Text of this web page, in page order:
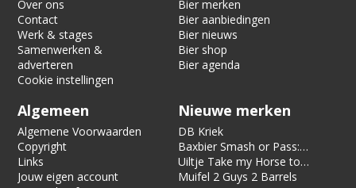
Over ons
Contact
Werk & stages
Samenwerken &
adverteren
Cookie instellingen
Bier merken
Bier aanbiedingen
Bier nieuws
Bier shop
Bier agenda
Algemeen
Algemene Voorwaarden
Copyright
Links
Jouw eigen account
Nieuwe merken
DB Kriek
Baxbier Smash or Pass:
Strata
Uiltje Take my Horse to
the Hotel Room
Muifel 2 Guys 2 Barrels